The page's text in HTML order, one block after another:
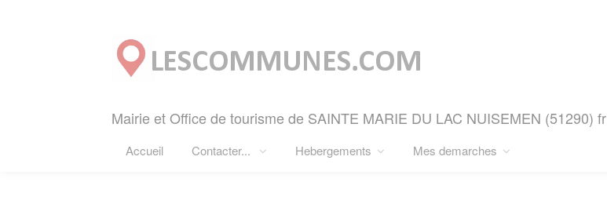
Mairie et Office de tourisme de SAINTE MARIE DU LAC NUISEMEN (51290) fr
Accueil Contacter... Hebergements Mes demarches